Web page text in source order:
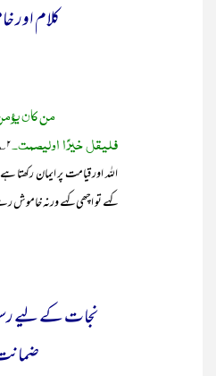
کلام اور
من کان
فلیقل خیرًا اولیصمت۔
اللہ اور قیامت پر ایمان
کہے تو اچھی کہے ورنہ خاموش
نجات کے